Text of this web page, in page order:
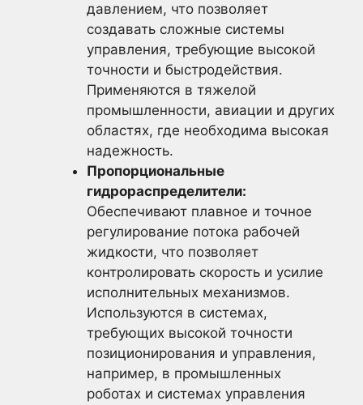
давлением, что позволяет
создавать сложные системы
управления, требующие высокой
точности и быстродействия.
Применяются в тяжелой
промышленности, авиации и других
областях, где необходима высокая
надежность.
Пропорциональные
гидрораспределители:
Обеспечивают плавное и точное
регулирование потока рабочей
жидкости, что позволяет
контролировать скорость и усилие
исполнительных механизмов.
Используются в системах,
требующих высокой точности
позиционирования и управления,
например, в промышленных
роботах и системах управления